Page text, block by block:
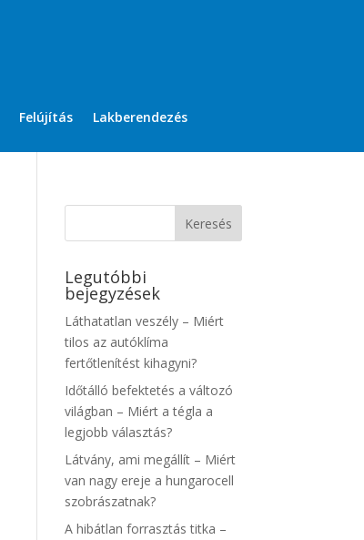
Felújítás Lakberendezés
Legutóbbi
bejegyzések
Láthatatlan veszély – Miért
tilos az autóklíma
fertőtlenítést kihagyni?
Időtálló befektetés a változó
világban – Miért a tégla a
legjobb választás?
Látvány, ami megállít – Miért
van nagy ereje a hungarocell
szobrászatnak?
A hibátlan forrasztás titka –